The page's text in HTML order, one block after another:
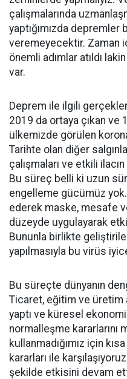
çalışmalarında
yaptığımızda depremler
veremeyecektir. Zaman
önemli adımlar atıldı
var.
Deprem ile ilgili gerçekler
2019 da ortaya çıkan ve
ülkemizde görülen
Tarihte olan diğer
çalışmaları ve etkili
Bu süreç belli ki uzun
engelleme gücümüz
ederek maske, mesafe
düzeyde uygulayarak
Bununla birlikte
yapılmasıyla bu virüs
Bu süreçte dünyanın
Ticaret, eğitim ve üretim
yaptı ve küresel
normalleşme kararlarını
kullanmadığımız için
kararları ile
şekilde etkisini devam